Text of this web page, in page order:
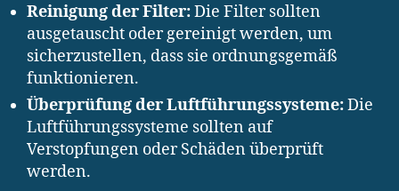
Reinigung der Filter:Die Filter sollten
ausgetauscht oder gereinigt werden, um
sicherzustellen, dass sie ordnungsgemäß
funktionieren.
Überprüfung der Luftführungssysteme:Die
Luftführungssysteme sollten auf
Verstopfungen oder Schäden überprüft
werden.